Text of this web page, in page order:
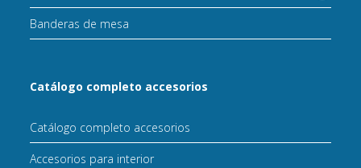
Banderas de mesa
Catálogo completo accesorios
Catálogo completo accesorios
Accesorios para interior